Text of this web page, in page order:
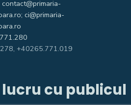
contact@primaria-
ci@primaria-
+40265.771.019
cu publicul